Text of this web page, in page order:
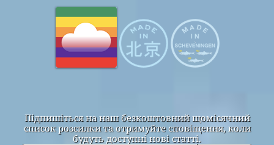
Підпишіться на наш безкоштовний щомісячний
список розсилки та отримуйте сповіщення, коли
будуть доступні нові статті.